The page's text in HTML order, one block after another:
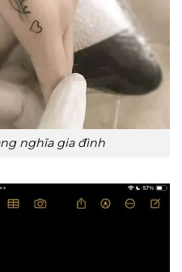
nghĩa gia đình